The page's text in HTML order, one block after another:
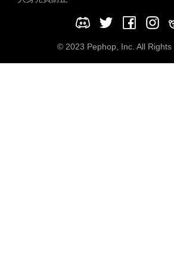
© 2023 Pephop, Inc. All Rights